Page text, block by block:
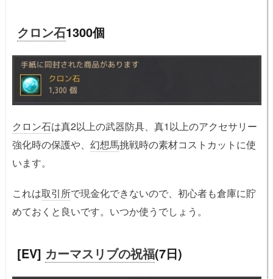
クロン石1300個
クロン石は真2以上の武器防具、真1以上のアクセサリー
強化時の保護や、 幻想馬挑戦時の素材コストカットに使
います。
これは取引所で現金化できないので、初心者も倉庫に貯
めておくと良いです。いつか使うでしょう。
[EV] カーマスリブの祝福(7日)